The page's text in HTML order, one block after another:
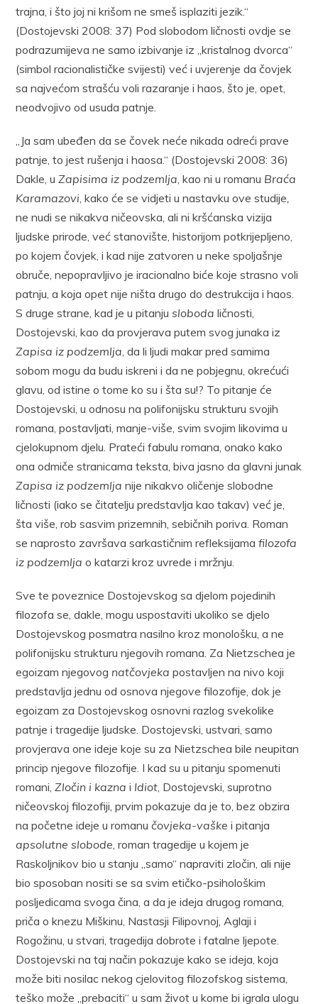
trajna, i što joj ni krišom ne smeš isplaziti jezik.“
(Dostojevski 2008: 37) Pod slobodom ličnosti ovdje se
podrazumijeva ne samo izbivanje iz „kristalnog dvorca“
(simbol racionalističke svijesti) već i uvjerenje da čovjek
sa najvećom strašću voli razaranje i haos, što je, opet,
neodvojivo od usuda patnje.
„Ja sam ubeđen da se čovek neće nikada odreći prave
patnje, to jest rušenja i haosa.“ (Dostojevski 2008: 36)
Dakle, u Zapisima iz podzemlja , kao ni u romanu Braća
Karamazovi , kako će se vidjeti u nastavku ove studije
ne nudi se nikakva ničeovska, ali ni kršćanska vizija
ljudske prirode, već stanovište, historijom potkrijepljeno,
po kojem čovjek, i kad nije zatvoren u neke spoljašnje
obruče, nepopravljivo je iracionalno biće koje strasno voli
patnju, a koja opet nije ništa drugo do destrukcija i haos.
S druge strane, kad je u pitanjuslobodaličnosti,
Dostojevski, kao da provjerava putem svog junaka iz
Zapisa iz podzemlja , da li ljudi makar pred samima
sobom mogu da budu iskreni i da ne pobjegnu, okrećući
glavu, od istine o tome ko su i šta su!? To pitanje će
Dostojevski, u odnosu na polifonijsku strukturu svojih
romana, postavljati, manje-više, svim svojim likovima u
cjelokupnom djelu. Prateći fabulu romana, onako kako
ona odmiče stranicama teksta, biva jasno da glavni junak
Zapisa iz podzemljanije nikakvo oličenje slobodne
ličnosti (iako se čitatelju predstavlja kao takav) već je,
šta više, rob sasvim prizemnih, sebičnih poriva. Roman
se naprosto završava sarkastičnim refleksijamafilozofa
iz podzemljao katarzi kroz uvrede i mržnju.
Sve te poveznice Dostojevskog sa djelom pojedinih
filozofa se, dakle, mogu uspostaviti ukoliko se djelo
Dostojevskog posmatra nasilno kroz monološku, a ne
polifonijsku strukturu njegovih romana. Za Nietzschea je
egoizam njegovog natčovjekapostavljen na nivo koji
predstavlja jednu od osnova njegove filozofije, dok je
egoizam za Dostojevskog osnovni razlog svekolike
patnje i tragedije ljudske. Dostojevski, ustvari, samo
provjerava one ideje koje su za Nietzschea bile neupitan
princip njegove filozofije. I kad su u pitanju spomenuti
romani, Zločin i kaznai Idiot , Dostojevski, suprotno
ničeovskoj filozofiji, prvim pokazuje da je to, bez obzira
na početne ideje u romanučovjeka-vaškei pitanja
apsolutne slobode , roman tragedije u kojem je
Raskoljnikov bio u stanju „samo“ napraviti zločin, ali nije
bio sposoban nositi se sa svim etičko-psihološkim
posljedicama svoga čina, a da je ideja drugog romana,
priča o knezu Miškinu, Nastasji Filipovnoj, Aglaji i
Rogožinu, u stvari, tragedija dobrote i fatalne ljepote.
Dostojevski na taj način pokazuje kako se ideja, koja
može biti nosilac nekog cjelovitog filozofskog sistema,
teško može „prebaciti“ u sam život u kome bi igrala ulogu